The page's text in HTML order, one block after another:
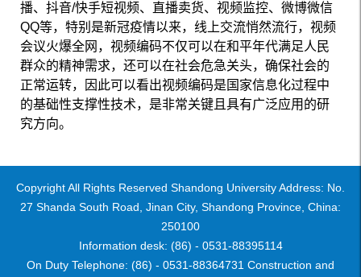
播、抖音/快手短视频、直播卖货、视频监控、微博微信
QQ等，特别是新冠疫情以来，线上交流悄然流行，视频
会议火爆全网，视频编码不仅可以在和平年代满足人民
群众的精神需求，还可以在社会危急关头，确保社会的
正常运转，因此可以看出视频编码是国家信息化过程中
的基础性支撑性技术，是非常关键且具有广泛应用的研
究方向。
Copyright All Rights Reserved Shandong University Address: No.
27 Shanda South Road, Jinan City, Shandong Province, China:
250100
Information desk: (86) - 0531-88395114
On Duty Telephone: (86) - 0531-88364731 Construction and